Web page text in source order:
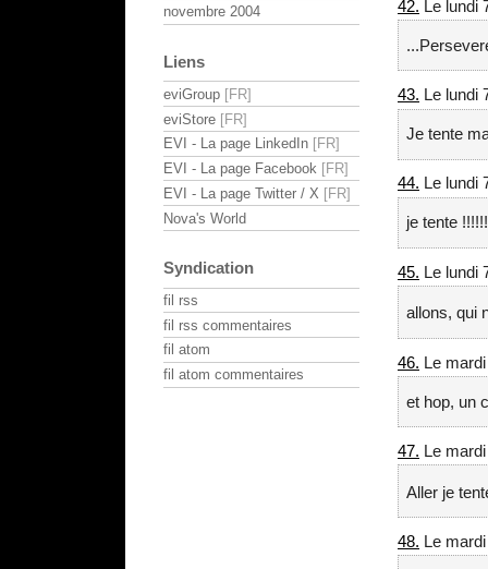
42. Le lundi
43. Le lundi
Je tente
44. Le lundi
je tente
45. Le lundi
allons, qui
46. Le
et hop, un
47. Le
Aller je
48. Le
novembre 2004
Liens
eviGroup
eviStore
EVI - La page LinkedIn
EVI - La page Facebook
EVI - La page Twitter / X
Nova's World
Syndication
fil rss
fil rss commentaires
fil atom
fil atom commentaires